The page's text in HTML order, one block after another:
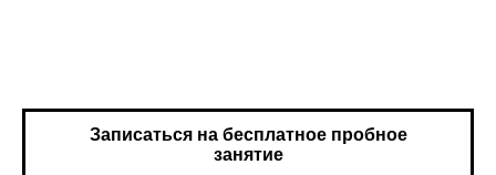
Записаться на бесплатное пробное
занятие